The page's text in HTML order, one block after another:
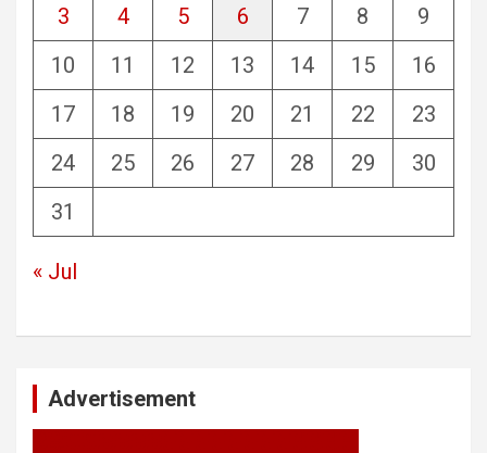
3
4 5 6 7 8
9
10
11 12 13 14 15
16
17
18 19 20 21 22
23
24
25 26 27 28 29
30
31
« Jul
Advertisement